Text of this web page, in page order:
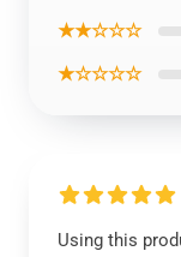
★★☆☆☆
★☆☆☆☆
Using this